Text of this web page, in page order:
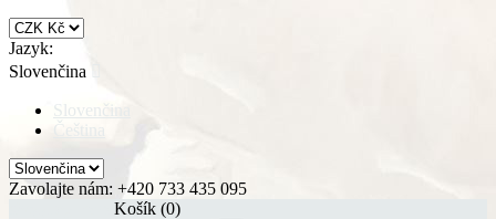
Jazyk:
Slovenčina
Slovenčina
Čeština
Zavolajte nám: +420 733 435 095
Košík (0)